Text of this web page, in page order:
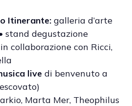
Itinerante: galleria d’arte
stand degustazione
collaborazione con Ricci,
live di benvenuto a
Marta Mer, Theophilus